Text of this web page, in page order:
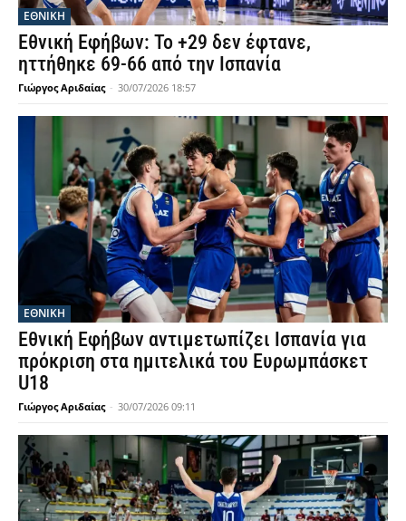
ΕΘΝΙΚΉ
Εθνική Εφήβων: Το +29 δεν έφτανε,
ηττήθηκε 69-66 από την Ισπανία
Γιώργος Αριδαίας - 30/07/2026 18:57
ΕΘΝΙΚΉ
Εθνική Εφήβων αντιμετωπίζει Ισπανία για
πρόκριση στα ημιτελικά του Ευρωμπάσκετ
U18
Γιώργος Αριδαίας - 30/07/2026 09:11